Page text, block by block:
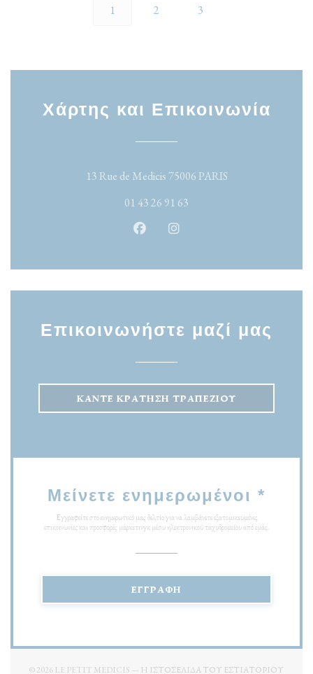
1 2 3
Χάρτης και Επικοινωνία
13 Rue de Medicis 75006 PARIS((ανοίγει σε νέο
01 43 26 91 63
Facebook ((ανοίγει σε νέο
Instagram ((ανοίγει σε νέο
Επικοινωνήστε μαζί μας
ΚΆΝΤΕ ΚΡΆΤΗΣΗ ΤΡΑΠΕΖΙΟΎ
Μείνετε ενημερωμένοι *
Εγγραφείτε στο ενημερωτικό μας δελτίο για να λαμβάνετε εξατομικευμένες
επικοινωνίες και προσφορές μάρκετινγκ μέσω ηλεκτρονικού ταχυδρομείου από εμάς.
ΕΓΓΡΑΦΉ
© 2026 LE PETIT MEDICIS — Η ΙΣΤΟΣΕΛΊΔΑ ΤΟΥ ΕΣΤΙΑΤΟΡΊΟΥ